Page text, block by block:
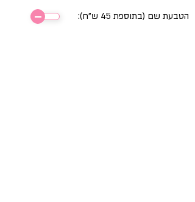
הטבעת שם (בתוספת 45 ש"ח):